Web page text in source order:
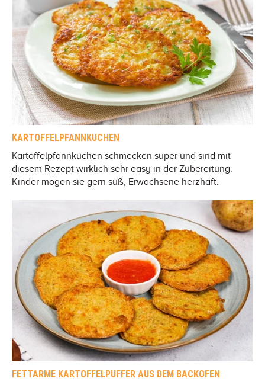
KARTOFFELPFANNKUCHEN
Kartoffelpfannkuchen schmecken super und sind mit
diesem Rezept wirklich sehr easy in der Zubereitung.
Kinder mögen sie gern süß, Erwachsene herzhaft.
FETTARME KARTOFFELPUFFER AUS DEM BACKOFEN